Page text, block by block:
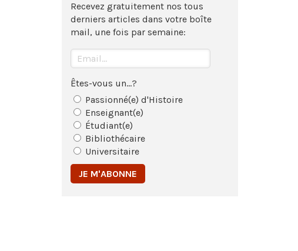
Recevez gratuitement nos tous
derniers articles dans votre boîte
mail, une fois par semaine:
Êtes-vous un...?
Passionné(e) d'Histoire
Enseignant(e)
Étudiant(e)
Bibliothécaire
Universitaire